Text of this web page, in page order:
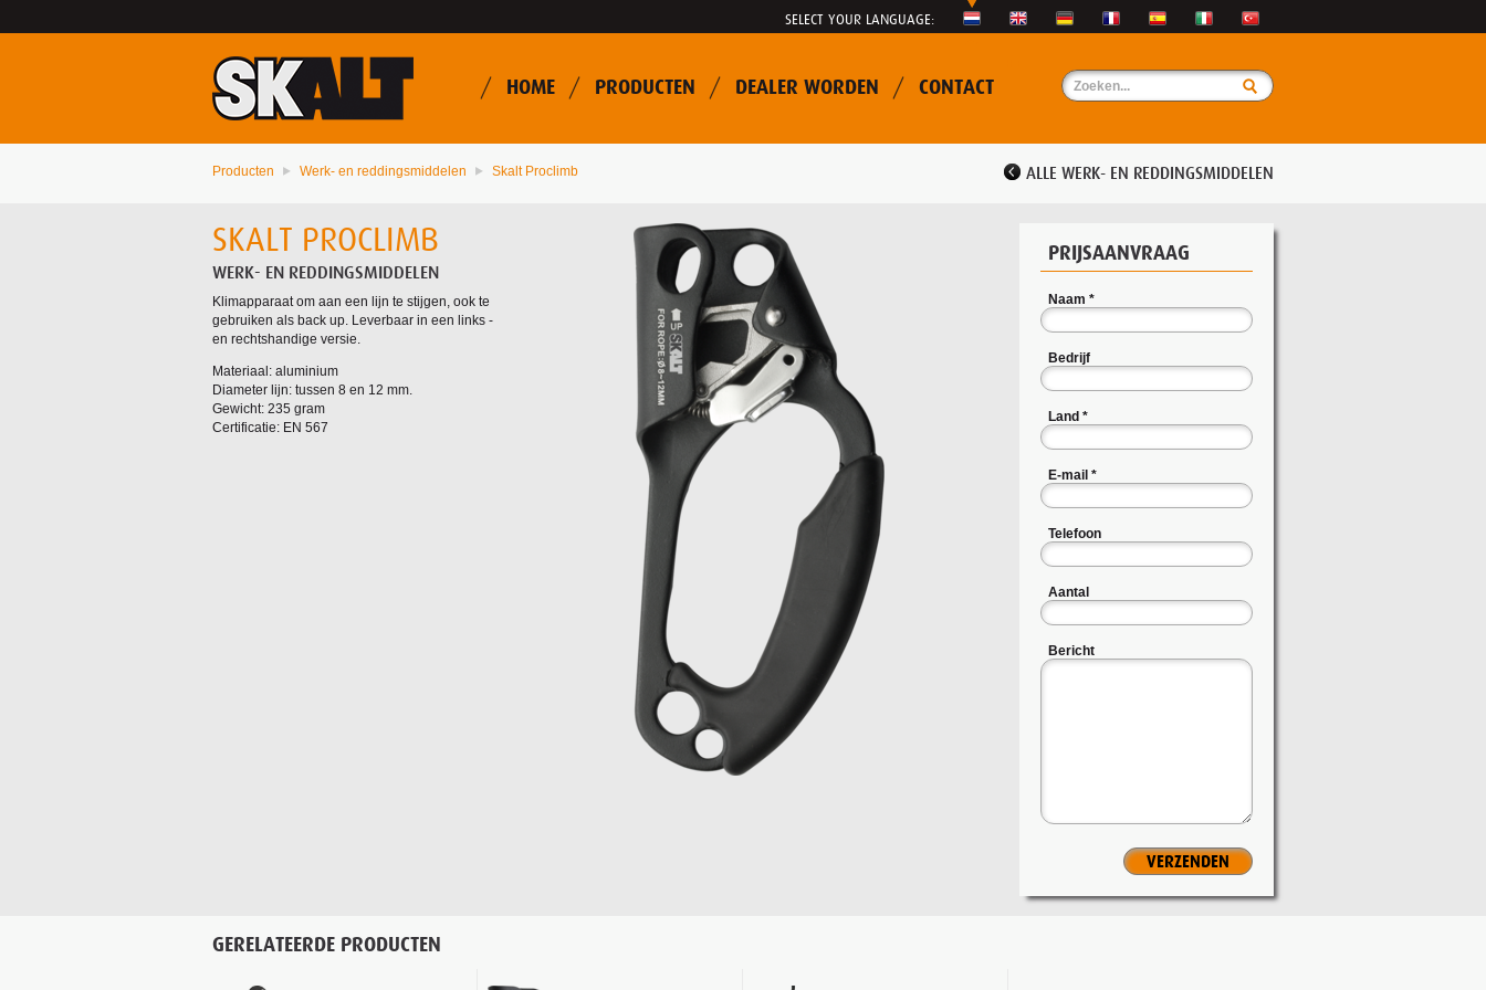
SELECT YOUR LANGUAGE:
HOME PRODUCTEN DEALER WORDEN CONTACT
Producten Werk- en reddingsmiddelen Skalt Proclimb ALLE WERK- EN REDDINGSMIDDELEN
SKALT PROCLIMB
WERK- EN REDDINGSMIDDELEN
Klimapparaat om aan een lijn te stijgen, ook te
gebruiken als back up. Leverbaar in een links -
en rechtshandige versie.
Materiaal: aluminium
Diameter lijn: tussen 8 en 12 mm.
Gewicht: 235 gram
Certificatie: EN 567
PRIJSAANVRAAG
Naam *
Bedrijf
Land *
E-mail *
Telefoon
Aantal
Bericht
GERELATEERDE PRODUCTEN